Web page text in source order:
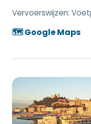
Vervoerswijzen:
🗺️ Google Maps